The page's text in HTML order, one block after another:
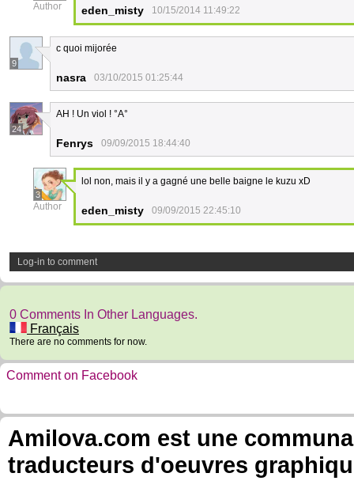
Author eden_misty 10/15/2014 11:49:22
9
c quoi mijorée
nasra 03/10/2015 01:25:44
24
AH ! Un viol ! °A°
Fenrys 09/09/2015 18:44:40
3
Author
lol non, mais il y a gagné une belle baigne le kuzu xD
eden_misty 09/09/2015 22:45:10
Log-in to comment
0 Comments In Other Languages.
Français
There are no comments for now.
Comment on Facebook
Amilova.com est une
traducteurs d'oeuvres